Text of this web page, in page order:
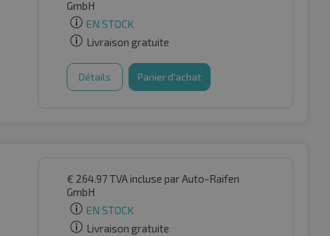
GmbH
EN STOCK
Livraison gratuite
Détails Panier d'achat
€ 264.97TVA inclusepar Auto-Raifen
GmbH
EN STOCK
Livraison gratuite